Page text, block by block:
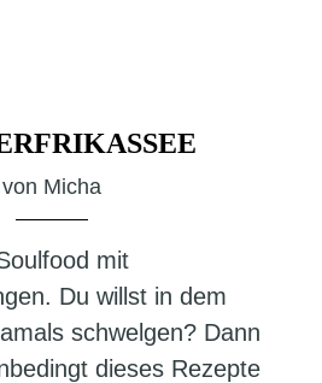
von Micha
mit
Du willst in dem
schwelgen? Dann
dieses Rezepte